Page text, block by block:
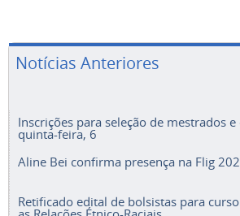
Notícias Anteriores
quinta-feira, 6
Aline Bei confirma presença na Flig 2026
as Relações Étnico-Raciais